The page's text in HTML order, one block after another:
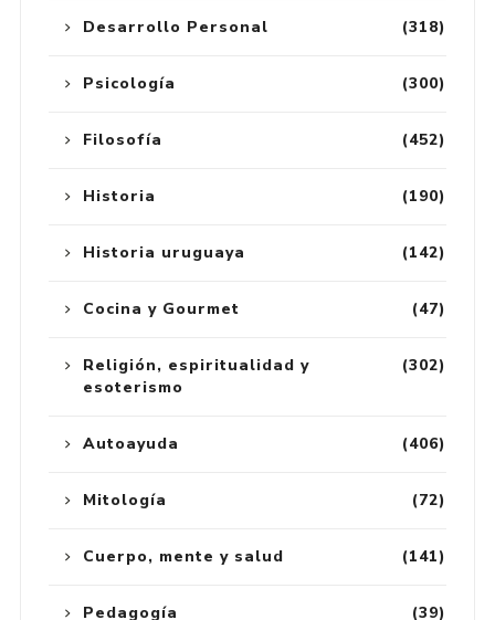
(318)
Desarrollo Personal
(300)
Psicología
(452)
Filosofía
(190)
Historia
(142)
Historia uruguaya
(47)
Cocina y Gourmet
(302)
Religión, espiritualidad y
esoterismo
(406)
Autoayuda
(72)
Mitología
(141)
Cuerpo, mente y salud
(39)
Pedagogía